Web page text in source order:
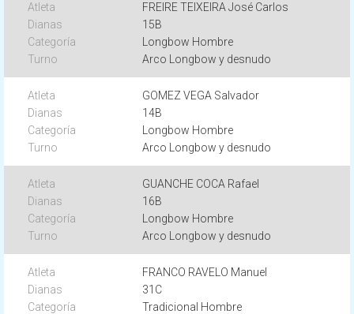
FREIRE TEIXEIRA José Carlos
15B
Longbow Hombre
Arco Longbow y desnudo
GOMEZ VEGA Salvador
14B
Longbow Hombre
Arco Longbow y desnudo
GUANCHE COCA Rafael
16B
Longbow Hombre
Arco Longbow y desnudo
FRANCO RAVELO Manuel
31C
Tradicional Hombre